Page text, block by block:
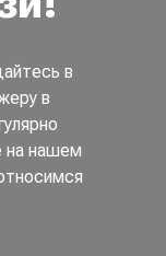
в
в
на нашем